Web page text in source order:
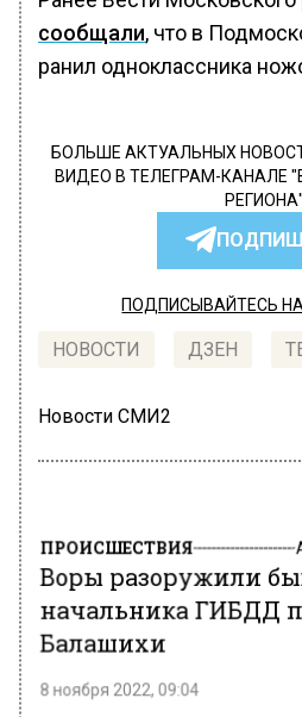
сообщали, что в
ранил одноклассника
БОЛЬШЕ АКТУАЛЬНЫХ
ВИДЕО В ТЕЛЕГРАМ-КАНАЛЕ
РЕГИОНА".
ПОДПИСЫВАЙТЕСЬ
НОВОСТИ ДЗЕН
Новости СМИ2
ПРОИСШЕСТВИЯ
Воры разоружили
начальника ГИБДД
Балашихи
8 ноября 2022, 09:04